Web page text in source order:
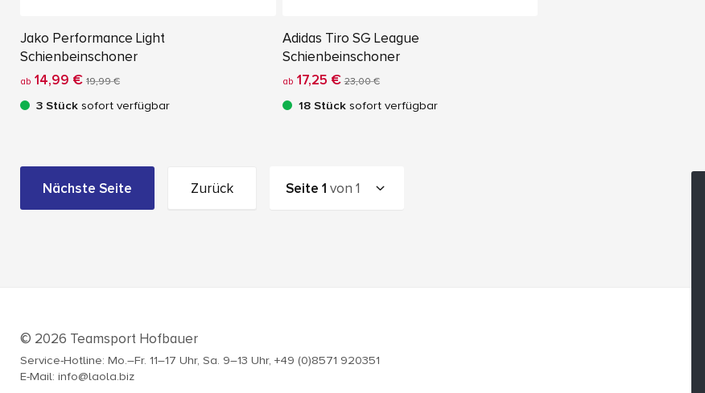
Jako Performance Light
Schienbeinschoner
ab 14,99 € 19,99 €
3 Stück sofort verfügbar
Adidas Tiro SG League
Schienbeinschoner
ab 17,25 € 23,00 €
18 Stücksofort verfügbar
Nächste Seite Zurück Seite1 von1
© 2026 Teamsport Hofbauer
Service-Hotline: Mo.–Fr. 11–17 Uhr, Sa. 9–13 Uhr, +49 (0)8571 920351
E-Mail: info@laola.biz